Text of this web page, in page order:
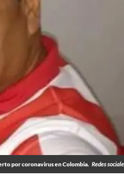
por coronavirus en Colombia. Redes